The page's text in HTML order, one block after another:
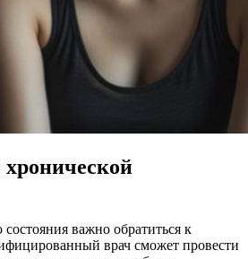
хронической
важно обратиться к
врач сможет провести